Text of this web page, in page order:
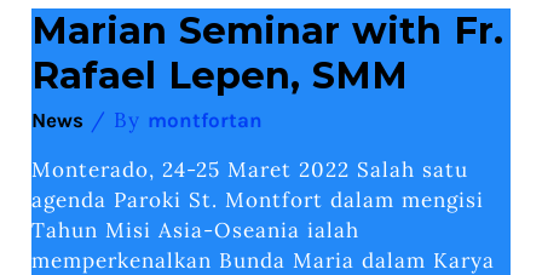
Marian Seminar with Fr.
Rafael Lepen, SMM
News / By montfortan
Monterado, 24-25 Maret 2022 Salah satu
agenda Paroki St. Montfort dalam mengisi
Tahun Misi Asia-Oseania ialah
memperkenalkan Bunda Maria dalam Karya
Marian
Seminar
with
Fr.
Lepen,